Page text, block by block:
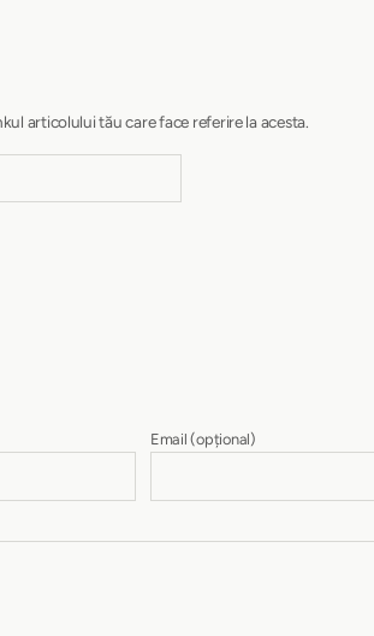
articolului tău care face referire la acesta.
Email(opțional)